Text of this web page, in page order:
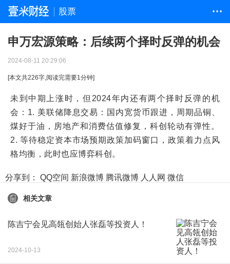
股票 • • •
申万宏源策略：后续两个择时反弹的机会
2024-08-11 20:29:06
[本文共226字,阅读完需要1分钟]
未到中期上涨时，但2024年内还有两个择时反弹的机
会：1. 美联储降息交易：国内宽货币跟进，周期品铜、
煤好于油，房地产和消费估值修复，科创轮动有弹性。
2. 等待稳定资本市场预期政策加码窗口，政策着力点风
格均衡，此时也应博弈科创。
分享到： QQ空间 新浪微博 腾讯微博 人人网 微信
相关文章
陈吉宁会见高瓴创始人张磊等投资人！
2024-10-13